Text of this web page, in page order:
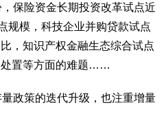
保险资金长期投资改革试点近
规模，科技企业并购贷款试点
，知识产权金融生态综合试点
处置等方面的难题……
策的迭代升级，也注重增量